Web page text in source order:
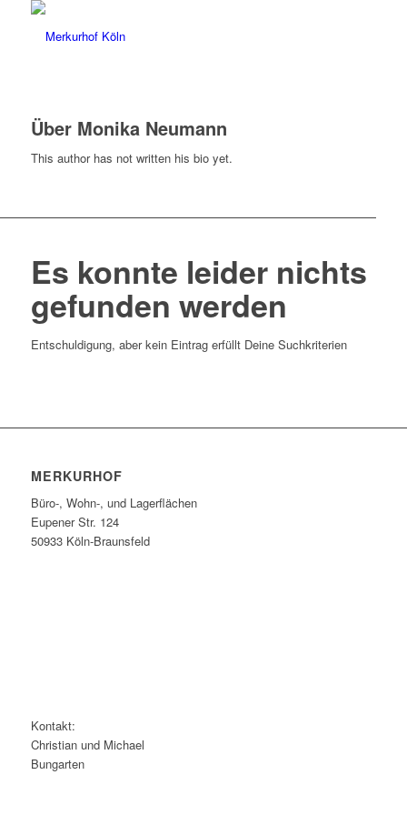
Über Monika Neumann
This author has not written his bio yet.
Es konnte leider nichts
gefunden werden
Entschuldigung, aber kein Eintrag erfüllt Deine Suchkriterien
MERKURHOF
Büro-, Wohn-, und Lagerflächen
Eupener Str. 124
50933 Köln-Braunsfeld
Kontakt:
Christian und Michael
Bungarten